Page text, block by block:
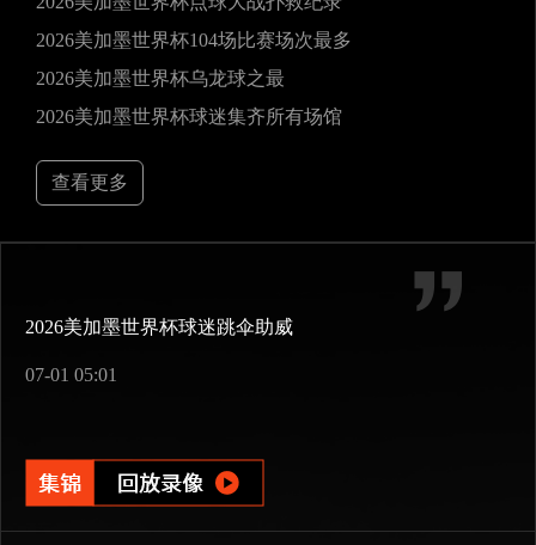
2026美加墨世界杯104场比赛场次最多
2026美加墨世界杯乌龙球之最
2026美加墨世界杯球迷集齐所有场馆
查看更多
2026美加墨世界杯球迷跳伞助威
07-01 05:01